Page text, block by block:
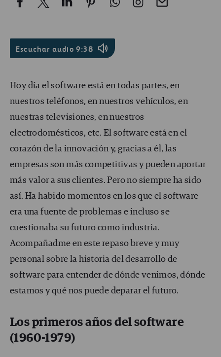
Escuchar audio 9:38
Hoy día el software está en todas partes, en
nuestros teléfonos, en nuestros vehículos, en
nuestras televisiones, en nuestros
electrodomésticos, etc. El software estáen el
corazón de la innovación y, gracias a él, las
empresas son más competitivas y pueden aportar
más valor a sus clientes. Pero no siempre ha sido
así. Ha habido momentos en los que el software
era una fuente de problemas e incluso se
cuestionaba su futuro como industria.
Acompañadme en este repaso breve y muy
personal sobre la historia del desarrollo de
software para entender de dónde venimos, dónde
estamos y qué nos puede deparar el futuro.
Los primeros años del software
(1960-1979)